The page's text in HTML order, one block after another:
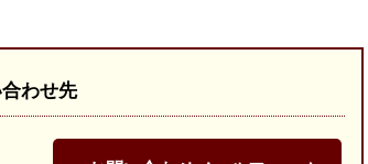
わせ先